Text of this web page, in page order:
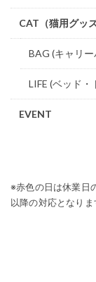
CAT（猫用グッズ
BAG (キャリー
LIFE (ベッド
EVENT
※赤色の日は休業日
以降の対応となりま